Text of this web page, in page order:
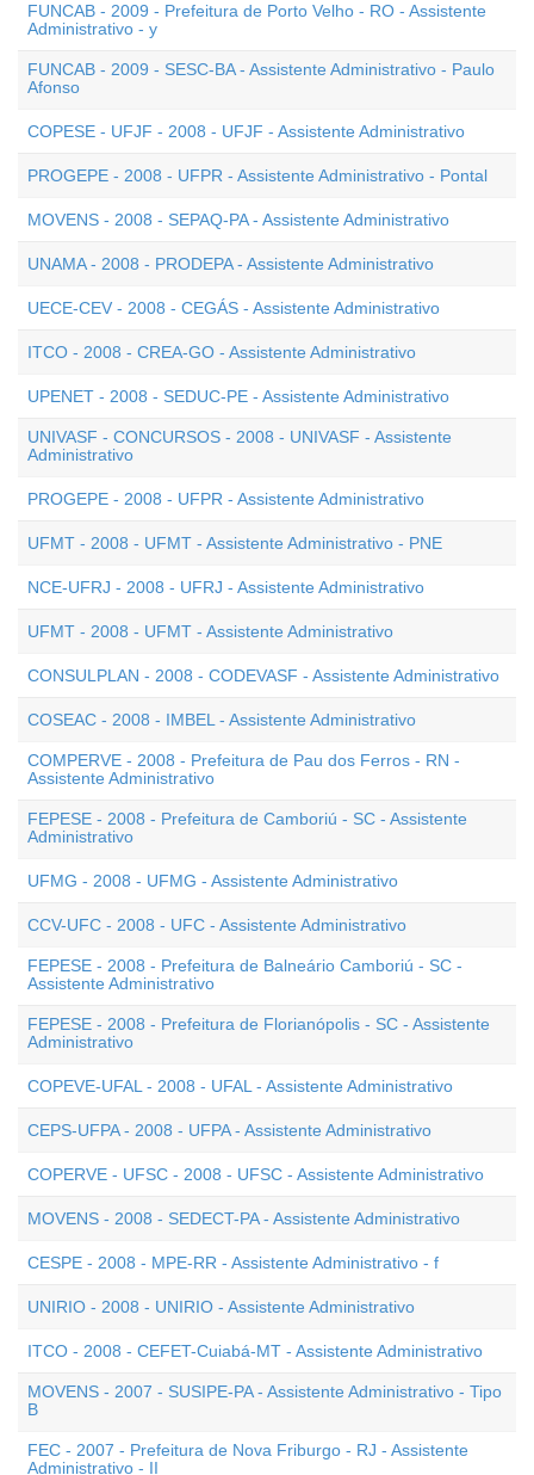
FUNCAB - 2009 - Prefeitura de Porto Velho - RO - Assistente
Administrativo - y
FUNCAB - 2009 - SESC-BA - Assistente Administrativo - Paulo
Afonso
COPESE - UFJF - 2008 - UFJF - Assistente Administrativo
PROGEPE - 2008 - UFPR - Assistente Administrativo - Pontal
MOVENS - 2008 - SEPAQ-PA - Assistente Administrativo
UNAMA - 2008 - PRODEPA - Assistente Administrativo
UECE-CEV - 2008 - CEGÁS - Assistente Administrativo
ITCO - 2008 - CREA-GO - Assistente Administrativo
UPENET - 2008 - SEDUC-PE - Assistente Administrativo
UNIVASF - CONCURSOS - 2008 - UNIVASF - Assistente
Administrativo
PROGEPE - 2008 - UFPR - Assistente Administrativo
UFMT - 2008 - UFMT - Assistente Administrativo - PNE
NCE-UFRJ - 2008 - UFRJ - Assistente Administrativo
UFMT - 2008 - UFMT - Assistente Administrativo
CONSULPLAN - 2008 - CODEVASF - Assistente Administrativo
COSEAC - 2008 - IMBEL - Assistente Administrativo
COMPERVE - 2008 - Prefeitura de Pau dos Ferros - RN -
Assistente Administrativo
FEPESE - 2008 - Prefeitura de Camboriú - SC - Assistente
Administrativo
UFMG - 2008 - UFMG - Assistente Administrativo
CCV-UFC - 2008 - UFC - Assistente Administrativo
FEPESE - 2008 - Prefeitura de Balneário Camboriú - SC -
Assistente Administrativo
FEPESE - 2008 - Prefeitura de Florianópolis - SC - Assistente
Administrativo
COPEVE-UFAL - 2008 - UFAL - Assistente Administrativo
CEPS-UFPA - 2008 - UFPA - Assistente Administrativo
COPERVE - UFSC - 2008 - UFSC - Assistente Administrativo
MOVENS - 2008 - SEDECT-PA - Assistente Administrativo
CESPE - 2008 - MPE-RR - Assistente Administrativo - f
UNIRIO - 2008 - UNIRIO - Assistente Administrativo
ITCO - 2008 - CEFET-Cuiabá-MT - Assistente Administrativo
MOVENS - 2007 - SUSIPE-PA - Assistente Administrativo - Tipo
B
FEC - 2007 - Prefeitura de Nova Friburgo - RJ - Assistente
Administrativo - II